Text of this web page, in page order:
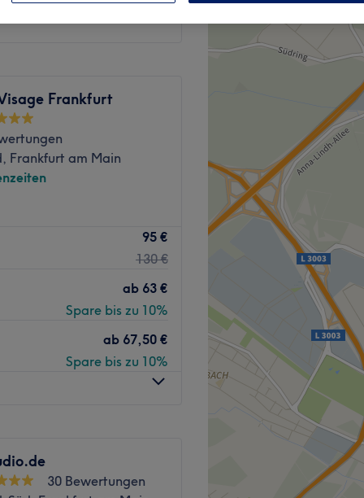
Bar - Skyline Plaza als
dem Vorbild aus den
pflegt und in Form
oder
kosmetischen
angeboten. Buche
Straße liegt nur 3
und Wimpern-
nach eingehender
Frankfurt
Frankfurt am Main
95 €
130 €
ab 63 €
Spare bis zu 10%
ab 67,50 €
Spare bis zu 10%
30 Bewertungen